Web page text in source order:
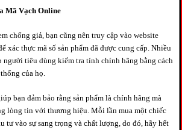
Mã Vạch Online
chống giả, bạn cũng nên truy cập vào website
xác thực mã số sản phẩm đã được cung cấp. Nhiều
người tiêu dùng kiểm tra tính chính hãng bằng cách
của họ.
bạn đảm bảo rằng sản phẩm là chính hãng mà
lòng tin với thương hiệu. Mỗi lần mua một chiếc
tư vào sự sang trọng và chất lượng, do đó, hãy hết